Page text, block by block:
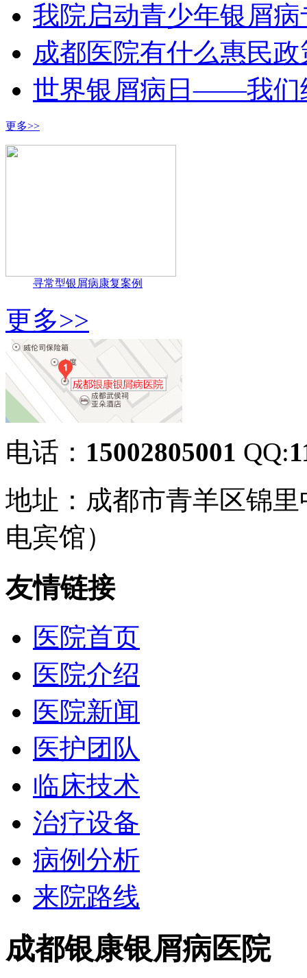
我院启动青少年银屑
成都医院有什么惠民
世界银屑病日——我们
更多>>
寻常型银屑病康复案例
更多>>
电话： 15002805001 QQ:
地址：成都市青羊区锦
电宾馆）
友情链接
医院首页
医院介绍
医院新闻
医护团队
临床技术
治疗设备
病例分析
来院路线
成都银康银屑病医院